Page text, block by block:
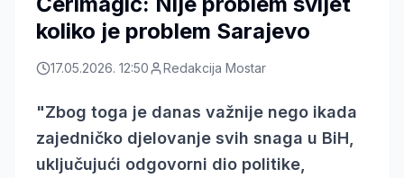
koliko je problem Sarajevo
17.05.2026. 12:50 Redakcija Mostar
"Zbog toga je danas važnije nego ikada
zajedničko djelovanje svih snaga u BiH,
uključujući odgovorni dio politike,